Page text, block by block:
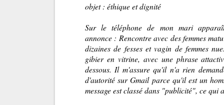
objet : éthique et dignité
Sur le téléphone de mon mari
annonce : Rencontre avec des femmes
dizaines de fesses et vagin de femmes
gibier en vitrine, avec une phrase
dessous. Il m'assure qu'il n'a rien
d'autorité sur Gmail parce qu'il est un
message est classé dans "publicité", ce qui